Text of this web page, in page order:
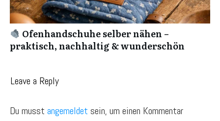
Ofenhandschuhe selber nähen –
praktisch, nachhaltig & wunderschön
Leave a Reply
Du musst angemeldet sein, um einen Kommentar